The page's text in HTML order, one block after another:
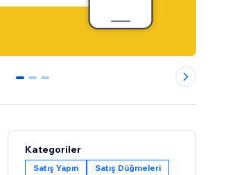
0 1 2
Kategoriler
Satış Yapın Satış Düğmeleri